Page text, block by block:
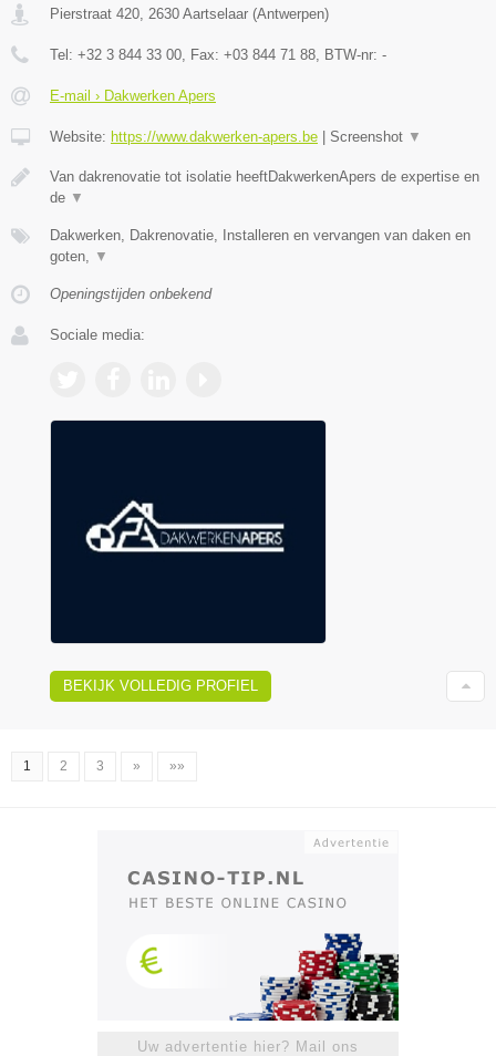
Pierstraat 420, 2630 Aartselaar (Antwerpen)
Tel: +32 3 844 33 00, Fax: +03 844 71 88, BTW-nr: -
E-mail › Dakwerken Apers
Website: https://www.dakwerken-apers.be Screenshot ▼
Van dakrenovatie tot isolatie heeftDakwerkenApers de expertise en
de ▼
Dakwerken, Dakrenovatie, Installeren en vervangen van daken en
goten, ▼
Openingstijden onbekend
Sociale media:
BEKIJK VOLLEDIG PROFIEL
1 2 3 » »»
Uw advertentie hier? Mail ons